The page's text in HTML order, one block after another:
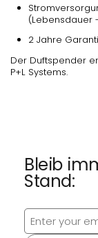
(Lebensdauer
2 Jahre
Der Duftspender
P+L Systems.
Bleib
Stand: